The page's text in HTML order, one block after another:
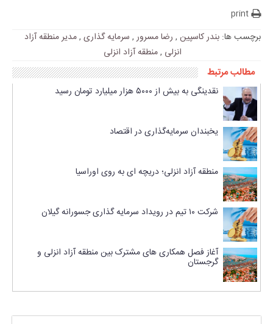
print
برچسب ها: بندر کاسپین , رضا مسرور, سرمایه گذاری ,مدیر منطقه آزاد
انزلی ,منطقه آزاد انزلی
مطالب مرتبط
نقدینگی به بیش از ۵۰۰۰ هزار میلیارد تومان رسید
یخبندان سرمایه‌گذاری در اقتصاد
منطقه آزاد انزلی؛ دریچه ای به روی اوراسیا
شرکت ۱۰ تیم در رویداد سرمایه گذاری جسورانه گیلان
آغاز فصل همکاری های مشترک بین منطقه آزاد انزلی و
گرجستان